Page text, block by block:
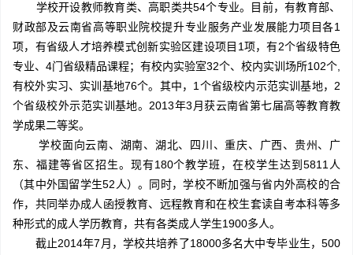
学校开设教师教育类、高职类共54个专业。目前，有教育部、
财政部及云南省高等职业院校提升专业服务产业发展能力项目各1
项，有省级人才培养模式创新实验区建设项目1项，有2个省级特色
专业、4门省级精品课程；有校内实验室32个、校内实训场所102个,
有校外实习、实训基地76个。其中，1个省级校内示范实训基地，2
个省级校外示范实训基地。2013年3月获云南省第七届高等教育教
学成果二等奖。
学校面向云南、湖南、湖北、四川、重庆、广西、贵州、广
东、福建等省区招生。现有180个教学班，在校学生达到5811人
（其中外国留学生52人）。同时，学校不断加强与省内外高校的合
作，共同举办成人函授教育、远程教育和在校生套读自考本科等多
种形式的成人学历教育，共有各类成人学生1900多人。
截止2014年7月，学校共培养了18000多名大中专毕业生，500